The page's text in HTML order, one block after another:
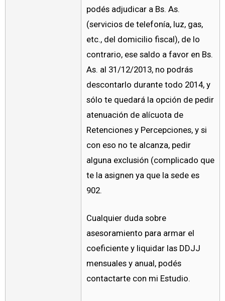
podés adjudicar a Bs. As.
(servicios de telefonía, luz, gas,
etc., del domicilio fiscal), de lo
contrario, ese saldo a favor en Bs.
As. al 31/12/2013, no podrás
descontarlo durante todo 2014, y
sólo te quedará la opción de pedir
atenuación de alícuota de
Retenciones y Percepciones, y si
con eso no te alcanza, pedir
alguna exclusión (complicado que
te la asignen ya que la sede es
902.
Cualquier duda sobre
asesoramiento para armar el
coeficiente y liquidar las DDJJ
mensuales y anual, podés
contactarte con mi Estudio.